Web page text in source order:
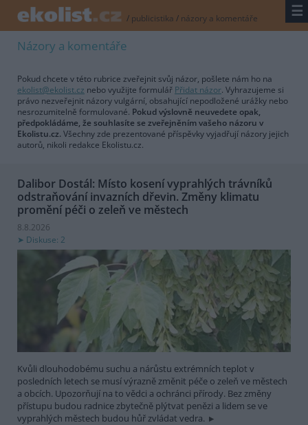
/ publicistika / názory a komentáře ☰
Názory a komentáře
Pokud chcete v této rubrice zveřejnit svůj názor, pošlete nám ho na
ekolist@ekolist.cz nebo využijte formulář Přidat názor. Vyhrazujeme si
právo nezveřejnit názory vulgární, obsahující nepodložené urážky nebo
nesrozumitelně formulované. Pokud výslovně neuvedete opak,
předpokládáme, že souhlasíte se zveřejněním vašeho názoru v
Ekolistu.cz. Všechny zde prezentované příspěvky vyjadřují názory jejich
autorů, nikoli redakce Ekolistu.cz.
Dalibor Dostál: Místo kosení vyprahlých trávníků
odstraňování invazních dřevin. Změny klimatu
promění péči o zeleň ve městech
8.8.2026
Diskuse: 2
Kvůli dlouhodobému suchu a nárůstu extrémních teplot v
posledních letech se musí výrazně změnit péče o zeleň ve městech
a obcích. Upozorňují na to vědci a ochránci přírody. Bez změny
přístupu budou radnice zbytečně plýtvat penězi a lidem se ve
vyprahlých městech budou hůř zvládat vedra.